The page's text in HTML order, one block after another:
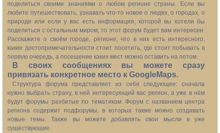
поделиться своими знаниями о любом регионе страны. Если вы
любите путешествовать, узнавать что-то новое о людях, о городах, о
природе или если у вас есть информация, которой вы хотели бы
поделиться с остальным миром, то этот форум будет вам интересен.
Расскажите о своём городе, регионе, что в них есть интересного,
какие достопримечательности стоит посетить, где стоит побывать в
первую очередь, а посещение каких мест можно оставить на потом.
В своих сообщениях вы можете сразу
привязать конкретное место к GoogleMaps.
Структура форума представляет из себя следующее: сначала
нужно выбрать страну, в ней интересующий вас регион, а уже в нём
будут форумы разбитые по тематикам. Форум с названием центра
региона содержит подфорумы, в которых также можно создавать
новые темы. Также вы можете добавлять свои мысли в уже
существующие.